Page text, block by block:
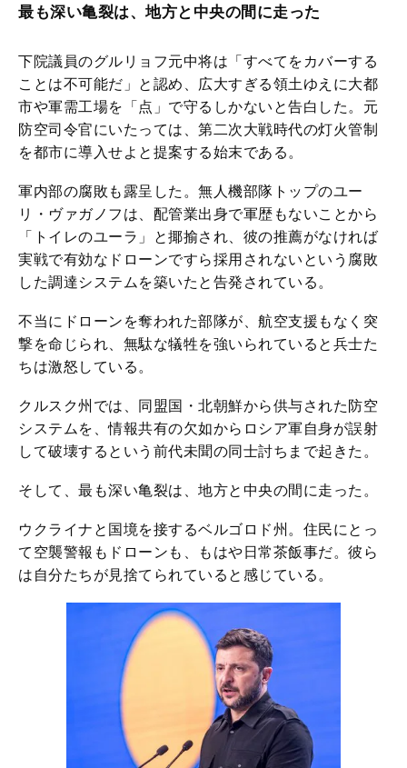
最も深い亀裂は、地方と中央の間に走った
下院議員のグルリョフ元中将は「すべてをカバーする
ことは不可能だ」と認め、広大すぎる領土ゆえに大都
市や軍需工場を「点」で守るしかないと告白した。元
防空司令官にいたっては、第二次大戦時代の灯火管制
を都市に導入せよと提案する始末である。
軍内部の腐敗も露呈した。無人機部隊トップのユー
リ・ヴァガノフは、配管業出身で軍歴もないことから
「トイレのユーラ」と揶揄され、彼の推薦がなければ
実戦で有効なドローンですら採用されないという腐敗
した調達システムを築いたと告発されている。
不当にドローンを奪われた部隊が、航空支援もなく突
撃を命じられ、無駄な犠牲を強いられていると兵士た
ちは激怒している。
クルスク州では、同盟国・北朝鮮から供与された防空
システムを、情報共有の欠如からロシア軍自身が誤射
して破壊するという前代未聞の同士討ちまで起きた。
そして、最も深い亀裂は、地方と中央の間に走った。
ウクライナと国境を接するベルゴロド州。住民にとっ
て空襲警報もドローンも、もはや日常茶飯事だ。彼ら
は自分たちが見捨てられていると感じている。